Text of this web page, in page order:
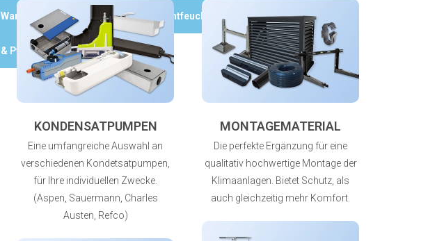
Wartung
& Pflege
Werkzeuge Luftentfeuchter
KONDENSATPUMPEN
Eine umfangreiche Auswahl an
verschiedenen Kondetsatpumpen,
für Ihre individuellen Zwecke.
(Aspen, Sauermann, Charles
Austen, Refco)
MONTAGEMATERIAL
Die perfekte Ergänzung für eine
qualitativ hochwertige Montage der
Klimaanlagen. Bietet Schutz, als
auch gleichzeitig mehr Komfort.